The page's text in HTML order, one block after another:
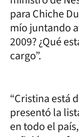
para Chiche
mío juntando
2009? ¿Qué
cargo”.
“Cristina está
presentó la
en todo el